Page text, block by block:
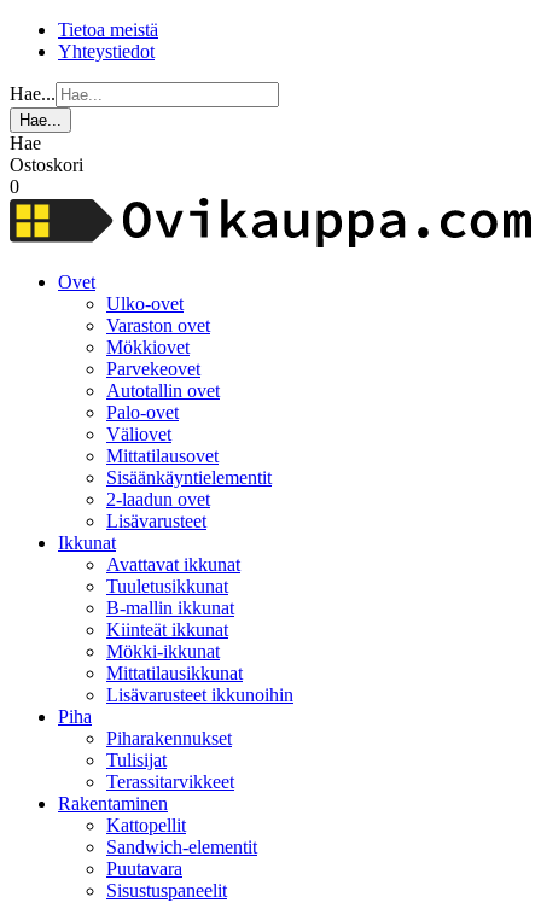
Tietoa meistä
Yhteystiedot
Hae...
Hae...
Hae
Ostoskori
0
Ovet
Ulko-ovet
Varaston ovet
Mökkiovet
Parvekeovet
Autotallin ovet
Palo-ovet
Väliovet
Mittatilausovet
Sisäänkäyntielementit
2-laadun ovet
Lisävarusteet
Ikkunat
Avattavat ikkunat
Tuuletusikkunat
B-mallin ikkunat
Kiinteät ikkunat
Mökki-ikkunat
Mittatilausikkunat
Lisävarusteet ikkunoihin
Piha
Piharakennukset
Tulisijat
Terassitarvikkeet
Rakentaminen
Kattopellit
Sandwich-elementit
Puutavara
Sisustuspaneelit